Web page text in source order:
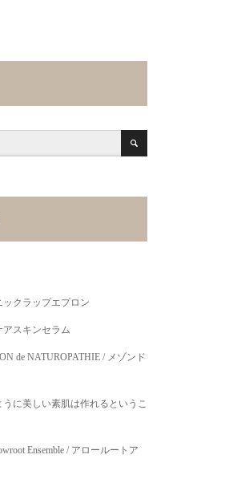
ックラップエプロン
アスキンセラム
de NATUROPATHIE / メゾンド
うに美しい素肌は作れるというこ
Ensemble / アロールートア